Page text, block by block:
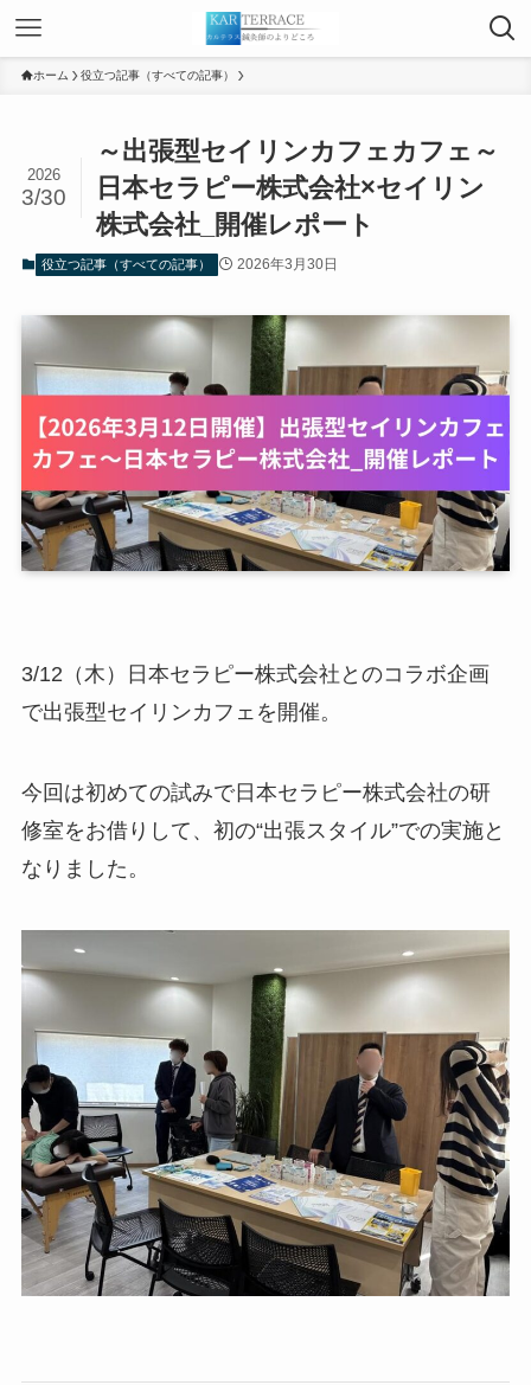
ホーム 役立つ記事（すべての記事）
～出張型セイリンカフェカフェ～
日本セラピー株式会社×セイリン
株式会社_開催レポート
2026
3/30
役立つ記事（すべての記事） 2026年3月30日
3/12（木）日本セラピー株式会社とのコラボ企画
で出張型セイリンカフェを開催。
今回は初めての試みで日本セラピー株式会社の研
修室をお借りして、初の“出張スタイル”での実施と
なりました。